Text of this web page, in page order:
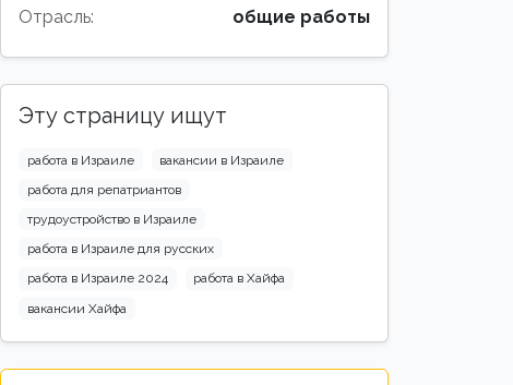
Отрасль: общие работы
Эту страницу ищут
работа в Израиле
вакансии в Израиле
работа для репатриантов
трудоустройство в Израиле
работа в Израиле для русских
работа в Израиле 2024
работа в Хайфа
вакансии Хайфа